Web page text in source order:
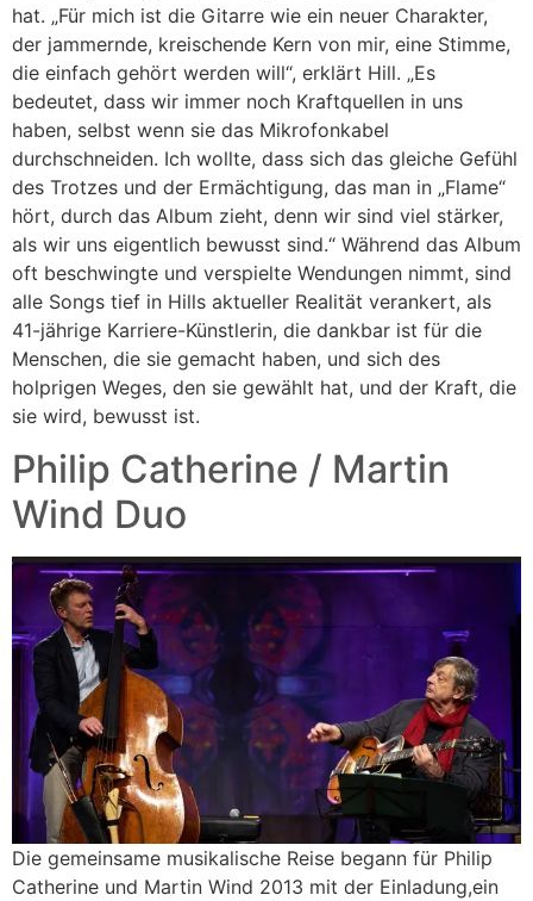
hat. „Für mich ist die Gitarre wie ein neuer Charakter,
der jammernde, kreischende Kern von mir, eine Stimme,
die einfach gehört werden will“, erklärt Hill. „Es
bedeutet, dass wir immer noch Kraftquellen in uns
haben, selbst wenn sie das Mikrofonkabel
durchschneiden. Ich wollte, dass sich das gleiche Gefühl
des Trotzes und der Ermächtigung, das man in „Flame“
hört, durch das Album zieht, denn wir sind viel stärker,
als wir uns eigentlich bewusst sind.“ Während das Album
oft beschwingte und verspielte Wendungen nimmt, sind
alle Songs tief in Hills aktueller Realität verankert, als
41-jährige Karriere-Künstlerin, die dankbar ist für die
Menschen, die sie gemacht haben, und sich des
holprigen Weges, den sie gewählt hat, und der Kraft, die
sie wird, bewusst ist.
Philip Catherine / Martin
Wind Duo
Die gemeinsame musikalische Reise begann für Philip
Catherine und Martin Wind 2013 mit der Einladung,ein